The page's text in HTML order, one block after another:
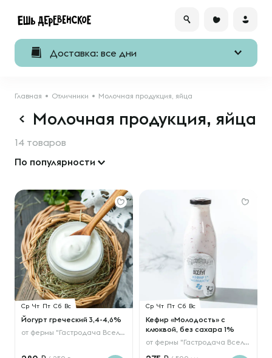
Доставка: все дни
Главная Отличники Молочная продукция, яйца
Молочная продукция, яйца
14 товаров
По популярности
Ср Чт Пт Сб Вс
Йогурт греческий 3,4-4,6%
от фермы "Гастродача Вселуг"
Ср Чт Пт Сб Вс
Кефир «Молодость» с
клюквой, без сахара 1%
от фермы "Гастродача Вселуг"